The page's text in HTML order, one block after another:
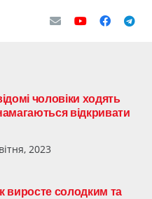
чоловіки ходять
відкривати
2023
виросте солодким та